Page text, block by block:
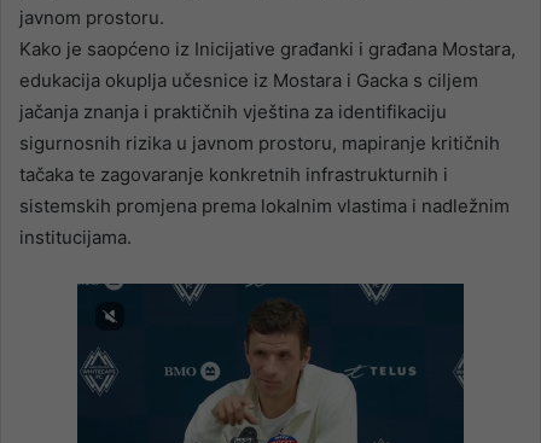
javnom prostoru.
Kako je saopćeno iz Inicijative građanki i građana Mostara,
edukacija okuplja učesnice iz Mostara i Gacka s ciljem
jačanja znanja i praktičnih vještina za identifikaciju
sigurnosnih rizika u javnom prostoru, mapiranje kritičnih
tačaka te zagovaranje konkretnih infrastrukturnih i
sistemskih promjena prema lokalnim vlastima i nadležnim
institucijama.